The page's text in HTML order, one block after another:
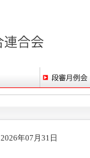
2026年07月31日